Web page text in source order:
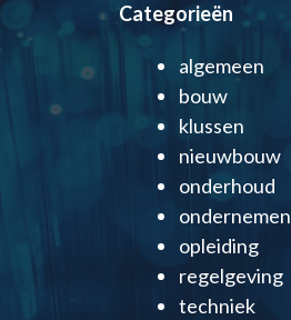
Categorieën
algemeen
bouw
klussen
nieuwbouw
onderhoud
ondernemen
opleiding
regelgeving
techniek